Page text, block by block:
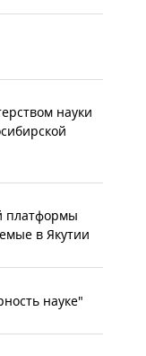
науки
платформы
в Якутии
науке"